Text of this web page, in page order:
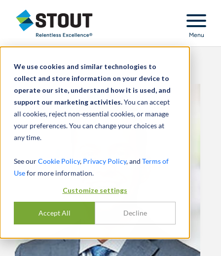
We use cookies and similar technologies to
collect and store information on your device to
operate our site, understand how it is used, and
support our marketing activities.You can accept
all cookies, reject non-essential cookies, or manage
your preferences. You can change your choices at
any time.
See ourCookie Policy, Privacy Policy, and Terms of
Usefor more information.
Customize settings
Accept All Decline
Stout Relentless Excellence
Menu